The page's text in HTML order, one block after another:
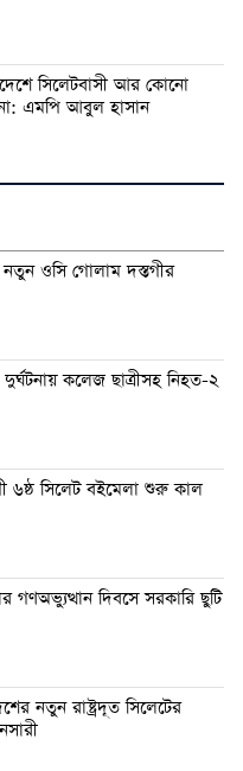
সিলেটবাসী আর কোনো
এমপি আবুল হাসান
নতুন ওসি গোলাম দস্তগীর
কলেজ ছাত্রীসহ নিহত-২
৬ষ্ঠ সিলেট বইমেলা শুরু কাল
গণঅভ্যুত্থান দিবসে সরকারি ছুটি
নতুন রাষ্ট্রদূত সিলেটের